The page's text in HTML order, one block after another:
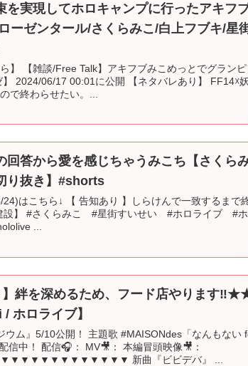
を実現してホロキャンプに行ったアキフ
ーゼンタール/さくらみこ/白上フブキ/星
ら】 【雑談/Free Talk】アキフブみこめっとでグラン
】 2024/06/17 00:01に公開 【ネタバレあり】 FF14☓
で終わらせたい。...
回答から愛を感じちゃうみこち【さくら
り抜き】#shorts
はこちら↓ 【 告知あり 】しらけんで一致するまで
設】 #さくらみこ #星街すいせい #ホロライブ #
...
】絆を深めるため、フード店やります
ホロライブ】
ウム』5/10公開！ 主題歌 #MAISONdes「なんもない
信中！ 配信🎧： MV🎥： 本編冒頭映像🎥：
新曲『ビビデバ』 ...